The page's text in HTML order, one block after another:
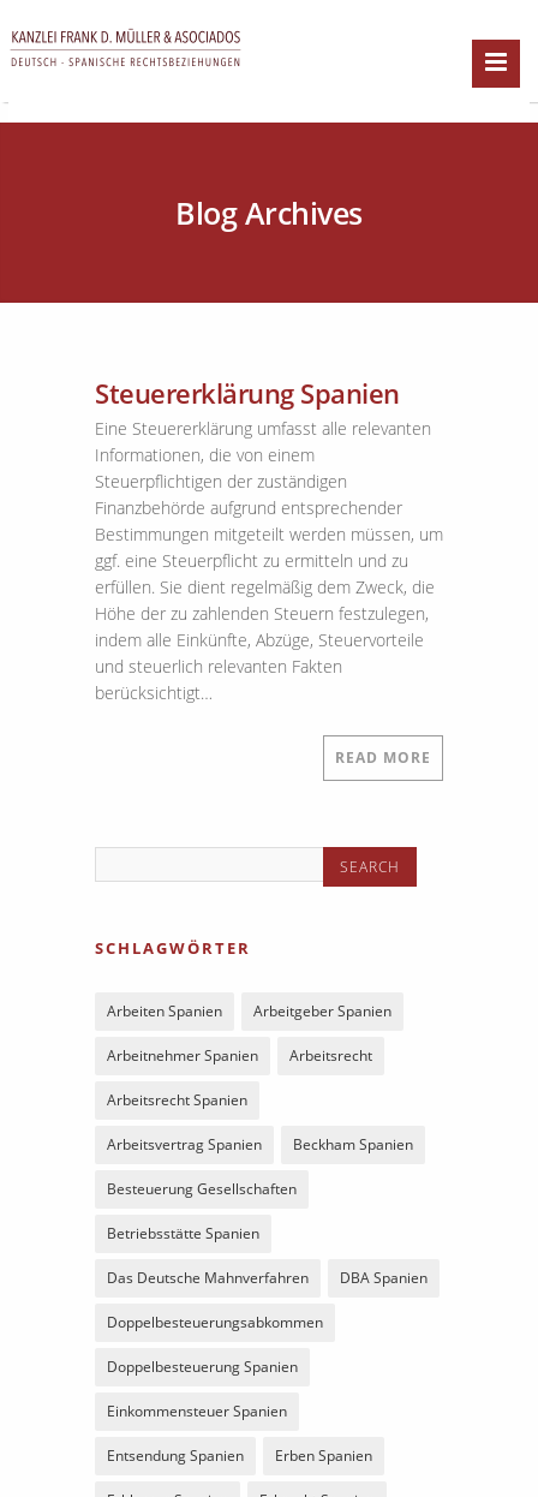
Blog Archives
Steuererklärung Spanien
Eine Steuererklärung umfasst alle relevanten
Informationen, die von einem
Steuerpflichtigen der zuständigen
Finanzbehörde aufgrund entsprechender
Bestimmungen mitgeteilt werden müssen, um
ggf. eine Steuerpflicht zu ermitteln und zu
erfüllen. Sie dient regelmäßig dem Zweck, die
Höhe der zu zahlenden Steuern festzulegen,
indem alle Einkünfte, Abzüge, Steuervorteile
und steuerlich relevanten Fakten
berücksichtigt…
READ MORE
SCHLAGWÖRTER
Arbeiten Spanien Arbeitgeber Spanien
Arbeitnehmer Spanien Arbeitsrecht
Arbeitsrecht Spanien
Arbeitsvertrag Spanien Beckham Spanien
Besteuerung Gesellschaften
Betriebsstätte Spanien
Das Deutsche Mahnverfahren DBA Spanien
Doppelbesteuerungsabkommen
Doppelbesteuerung Spanien
Einkommensteuer Spanien
Entsendung Spanien Erben Spanien